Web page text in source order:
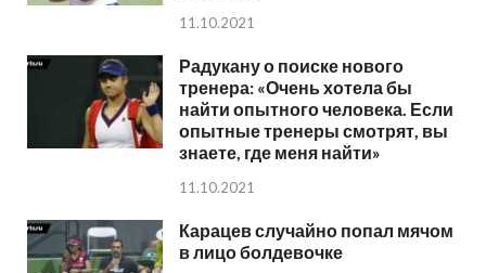
11.10.2021
Радукану о поиске нового
тренера: «Очень хотела бы
найти опытного человека. Если
опытные тренеры смотрят, вы
знаете, где меня найти»
11.10.2021
Карацев случайно попал мячом
в лицо болдевочке